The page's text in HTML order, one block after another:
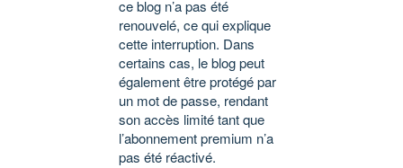
ce blog n’a pas été
renouvelé, ce qui explique
cette interruption. Dans
certains cas, le blog peut
également être protégé par
un mot de passe, rendant
son accès limité tant que
l’abonnement premium n’a
pas été réactivé.